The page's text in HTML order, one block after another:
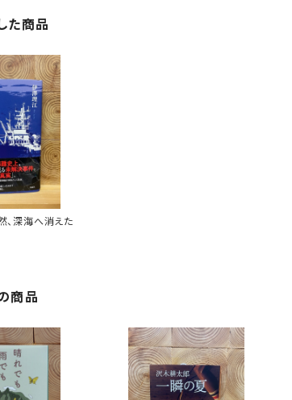
た商品
深海へ消えた
商品